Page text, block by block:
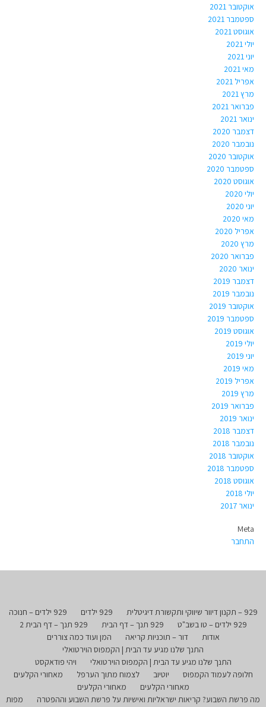
אוקטובר 2021
ספטמבר 2021
אוגוסט 2021
יולי 2021
יוני 2021
מאי 2021
אפריל 2021
מרץ 2021
פברואר 2021
ינואר 2021
דצמבר 2020
נובמבר 2020
אוקטובר 2020
ספטמבר 2020
אוגוסט 2020
יולי 2020
יוני 2020
מאי 2020
אפריל 2020
מרץ 2020
פברואר 2020
ינואר 2020
דצמבר 2019
נובמבר 2019
אוקטובר 2019
ספטמבר 2019
אוגוסט 2019
יולי 2019
יוני 2019
מאי 2019
אפריל 2019
מרץ 2019
פברואר 2019
ינואר 2019
דצמבר 2018
נובמבר 2018
אוקטובר 2018
ספטמבר 2018
אוגוסט 2018
יולי 2018
ינואר 2017
Meta
התחבר
929 – תקנון דיוור שיווקי ותקשורת דיגיטלית 929 ילדים
929 ילדים – חנוכה
929 ילדים – טו בשב"ט
929 תנך – דף הבית
929 תנך – דף הבית 2
אודות
דור – תוכניות קריאה
המן ועוד כמה צוררים
התנך שלנו מגיע עד הבית | הקמפוס הוירטואלי
התנך שלנו מגיע עד הבית | הקמפוס הוירטואלי
ויהי פודאקסט
חלופה לעמוד הקמפוס
יוטיוב לצמוח מתוך הערפל
מאחורי הקלעים
מאחורי הקלעים
מאחורי הקלעים
מה פרשת השבוע? קריאות ישראליות ואישיות על פרשת השבוע וההפטרה
מפות